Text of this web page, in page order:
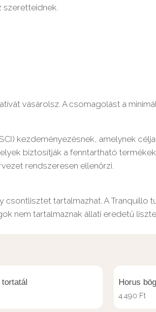
vásárolsz. A csomagolást a
kezdeményezésnek, amelynek
biztosítják a fenntartható
rendszeresen ellenőrzi.
csontlisztet tartalmazhat. A
nem tartalmaznak állati eredetű
Horus
4.490 Ft